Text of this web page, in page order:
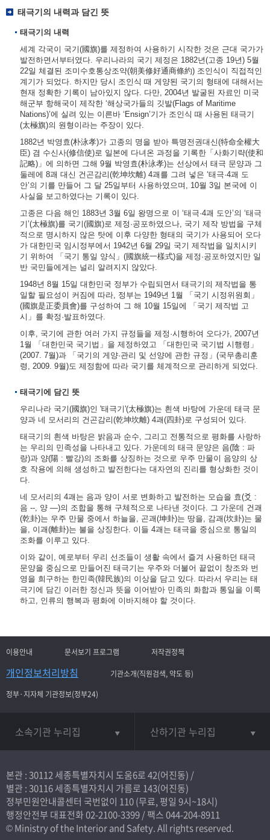
태극기의 내력과 담긴 뜻
태극기의 내력
세계 각국이 국기(國旗)를 제정하여 사용하기 시작한 것은 근대 국가가
발전하면서부터였다. 우리나라의 국기 제정은 1882년(고종 19년) 5월
22일 체결된 조미수호통상조약(朝美修好通商條約) 조인식이 직접적인
계기가 되었다. 하지만 당시 조인식 때 게양된 국기의 형태에 대해서는
현재 정확한 기록이 남아있지 않다. 다만, 2004년 발굴된 자료인 미국
해군부 항해국이 제작한 ‘해상국가들의 깃발(Flags of Maritime
Nations)’에 실려 있는 이른바 ‘Ensign’기가 조인식 때 사용된 태극기
(太極旗)의 원형이라는 주장이 있다.
1882년 박영효(朴泳孝)가 고종의 명을 받아 특명전권대신(特命全權大
臣) 겸 수신사(修信使)로 일본에 다녀온 과정을 기록한「사화기략(使和
記略)」에 의하면 그해 9월 박영효(朴泳孝)는 선상에서 태극 문양과 그
둘레에 8괘 대신 건곤감리(乾坤坎離) 4괘를 그려 넣은 ‘태극·4괘 도
안’의 기를 만들어 그 달 25일부터 사용하였으며, 10월 3일 본국에 이
사실을 보고하였다는 기록이 있다.
고종은 다음 해인 1883년 3월 6일 왕명으로 이 ‘태극·4괘 도안’의 ‘태극
기’(太極旗)를 국기(國旗)로 제정·공포하였으나, 국기 제작 방법을 구체
적으로 명시하지 않은 탓에 이후 다양한 형태의 국기가 사용되어 오다
가 대한민국 임시정부에서 1942년 6월 29일 국기 제작법을 일치시키
기 위하여 「국기 통일 양식」(國旗統一樣式)을 제정·공포하였지만 일
반 국민들에게는 널리 알려지지 않았다.
1948년 8월 15일 대한민국 정부가 수립되면서 태극기의 제작법을 통
일할 필요성이 커짐에 따라, 정부는 1949년 1월 「국기 시정위원회」
(國旗是正委員會)를 구성하여 그 해 10월 15일에 「국기 제작법 고
시」를 확정·발표하였다.
이후, 국기에 관한 여러 가지 규정들을 제정·시행하여 오다가, 2007년
1월 「대한민국 국기법」을 제정하였고 「대한민국 국기법 시행령」
(2007. 7월)과 「국기의 게양·관리 및 선양에 관한 규정」(국무총리훈
령, 2009. 9월)도 제정함에 따라 국기를 체계적으로 관리하게 되었다.
태극기에 담긴 뜻
우리나라 국기(國旗)인 '태극기'(太極旗)는 흰색 바탕에 가운데 태극 문
양과 네 모서리의 건곤감리(乾坤坎離) 4괘(四卦)로 구성되어 있다.
태극기의 흰색 바탕은 밝음과 순수, 그리고 전통적으로 평화를 사랑하
는 우리의 민족성을 나타내고 있다. 가운데의 태극 문양은 음(陰 : 파
랑)과 양(陽 : 빨강)의 조화를 상징하는 것으로 우주 만물이 음양의 상
호 작용에 의해 생성하고 발전한다는 대자연의 진리를 형상화한 것이
다.
네 모서리의 4괘는 음과 양이 서로 변화하고 발전하는 모습을 효(爻 :
음 --, 양 ―)의 조합을 통해 구체적으로 나타낸 것이다. 그 가운데 건괘
(乾卦)는 우주 만물 중에서 하늘을, 곤괘(坤卦)는 땅을, 감괘(坎卦)는 물
을, 이괘(離卦)는 불을 상징한다. 이들 4괘는 태극을 중심으로 통일의
조화를 이루고 있다.
이와 같이, 예로부터 우리 선조들이 생활 속에서 즐겨 사용하던 태극
문양을 중심으로 만들어진 태극기는 우주와 더불어 끝없이 창조와 번
영을 희구하는 한민족(韓民族)의 이상을 담고 있다. 따라서 우리는 태
극기에 담긴 이러한 정신과 뜻을 이어받아 민족의 화합과 통일을 이룩
하고, 인류의 행복과 평화에 이바지해야 할 것이다.
이용안내 문서보기 프로그램 저작권정책
개인정보처리방침
기관소개(직원검색, 약도 등)
정부·지자체 기관정보(정부24)
소속기관 누리집 산하기관 누리집
본관 : 30112 세종특별자치시 도움6로 42(어진동) /
별관 : 30116 세종특별자치시 가름로 143(어진동)
정부민원안내콜센터 국번없이 110(무료, 평일 9시~18시)
행정안전부 대표전화02-2100-3399/ 팩스 044-204-8911
© Ministry of the Interior and Safety. All rights reserved.